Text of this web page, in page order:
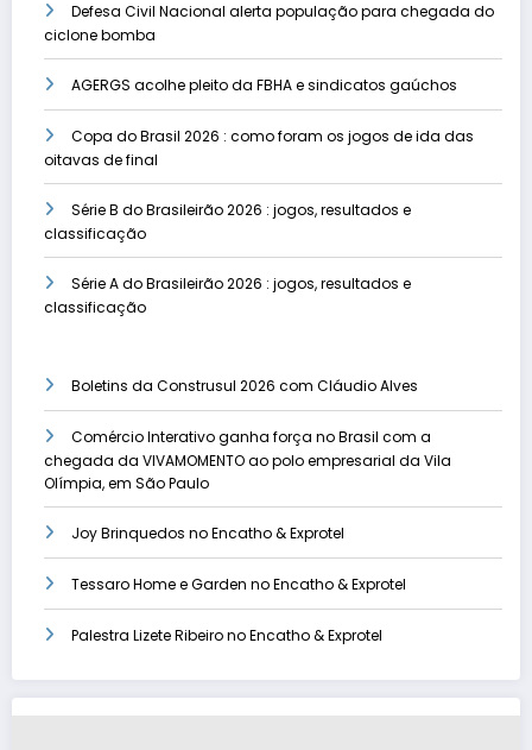
Defesa Civil Nacional alerta população para chegada do
ciclone bomba
AGERGS acolhe pleito da FBHA e sindicatos gaúchos
Copa do Brasil 2026 : como foram os jogos de ida das
oitavas de final
Série B do Brasileirão 2026 : jogos, resultados e
classificação
Série A do Brasileirão 2026 : jogos, resultados e
classificação
Boletins da Construsul 2026 com Cláudio Alves
Comércio Interativo ganha força no Brasil com a
chegada da VIVAMOMENTO ao polo empresarial da Vila
Olímpia, em São Paulo
Joy Brinquedos no Encatho & Exprotel
Tessaro Home e Garden no Encatho & Exprotel
Palestra Lizete Ribeiro no Encatho & Exprotel